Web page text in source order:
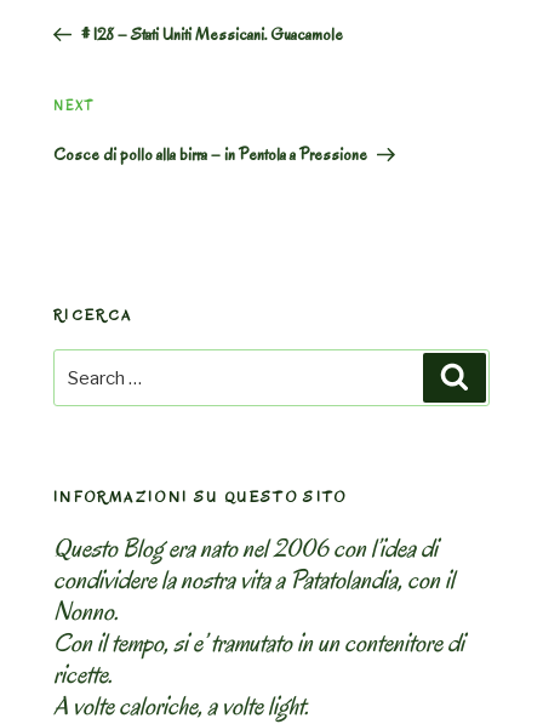
# 128 – Stati Uniti Messicani. Guacamole
Next
NEXT
Cosce di pollo alla birra – in Pentola a Pressione
RICERCA
Search
for:
INFORMAZIONI SU QUESTO SITO
Questo Blog era nato nel 2006 con l’idea di
condividere la nostra vita a Patatolandia, con il
Nonno.
Con il tempo, si e’ tramutato in un contenitore di
ricette.
A volte caloriche, a volte light.